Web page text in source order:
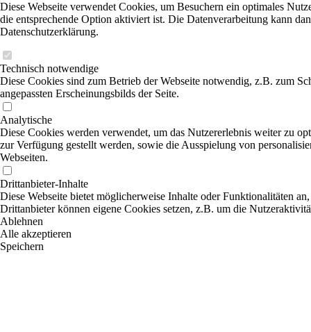
Diese Webseite verwendet Cookies, um Besuchern ein optimales
die entsprechende Option aktiviert ist. Die Datenverarbeitung kann
Datenschutzerklärung.
Technisch notwendige
Diese Cookies sind zum Betrieb der Webseite notwendig, z.B. zum
angepassten Erscheinungsbilds der Seite.
Analytische
Diese Cookies werden verwendet, um das Nutzererlebnis weiter zu
zur Verfügung gestellt werden, sowie die Ausspielung von
Webseiten.
Drittanbieter-Inhalte
Diese Webseite bietet möglicherweise Inhalte oder Funktionalitäten
Drittanbieter können eigene Cookies setzen, z.B. um die
Ablehnen
Alle akzeptieren
Speichern